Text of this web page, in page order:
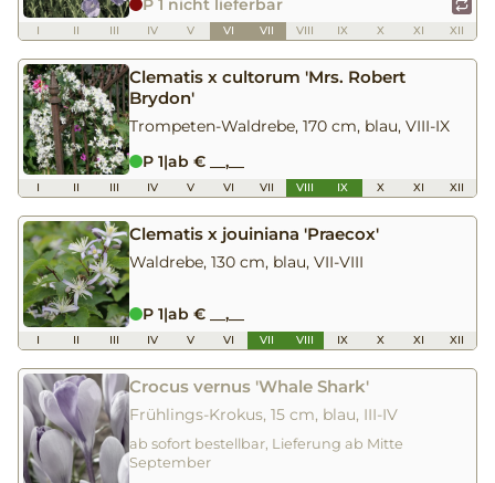
P 1 nicht lieferbar
I II III IV V VI VII VIII IX X XI XII
Clematis x cultorum 'Mrs. Robert
Brydon'
Trompeten-Waldrebe, 170 cm, blau, VIII-IX
P 1|ab € __,__
I II III IV V VI VII VIII IX X XI XII
Clematis x jouiniana 'Praecox'
Waldrebe, 130 cm, blau, VII-VIII
P 1|ab € __,__
I II III IV V VI VII VIII IX X XI XII
Crocus vernus 'Whale Shark'
Frühlings-Krokus, 15 cm, blau, III-IV
ab sofort bestellbar, Lieferung ab Mitte
September